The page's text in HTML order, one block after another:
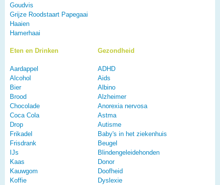
Goudvis
Grijze Roodstaart Papegaai
Haaien
Hamerhaai
Eten en Drinken
Aardappel
Alcohol
Bier
Brood
Chocolade
Coca Cola
Drop
Frikadel
Frisdrank
IJs
Kaas
Kauwgom
Koffie
Gezondheid
ADHD
Aids
Albino
Alzheimer
Anorexia nervosa
Astma
Autisme
Baby's in het ziekenhuis
Beugel
Blindengeleidehonden
Donor
Doofheid
Dyslexie